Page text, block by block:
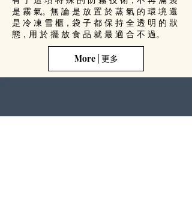
是 霧 氣。無 論 是 放 置 於 蒸 氣 的 環 境 還
是 冷 凍 雪 櫃，袋 子 都 保 持 全 透 明 的 狀
態，用 於 擺 放 食 品 就 最 適 合 不 過。
More | 更多